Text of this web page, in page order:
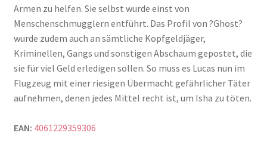
Armen zu helfen. Sie selbst wurde einst von
Menschenschmugglern entführt. Das Profil von ?Ghost?
wurde zudem auch an sämtliche Kopfgeldjäger,
Kriminellen, Gangs und sonstigen Abschaum gepostet, die
sie für viel Geld erledigen sollen. So muss es Lucas nun im
Flugzeug mit einer riesigen Übermacht gefährlicher Täter
aufnehmen, denen jedes Mittel recht ist, um Isha zu töten.
EAN: 4061229359306